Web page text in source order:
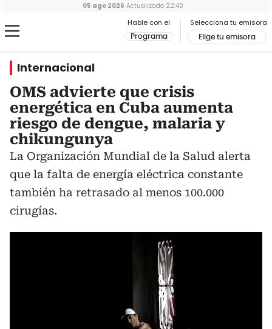
Hable con el
Programa
Selecciona tu emisora
Elige tu emisora
05 ago 2026 Actualizado 22:40
Internacional
OMS advierte que crisis
energética en Cuba aumenta
riesgo de dengue, malaria y
chikungunya
La Organización Mundial de la Salud alerta
que la falta de energía eléctrica constante
también ha retrasado al menos 100.000
cirugías.